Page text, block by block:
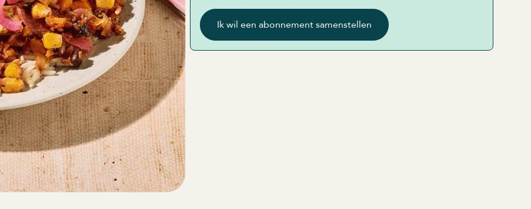
Ik wil een abonnement samenstellen